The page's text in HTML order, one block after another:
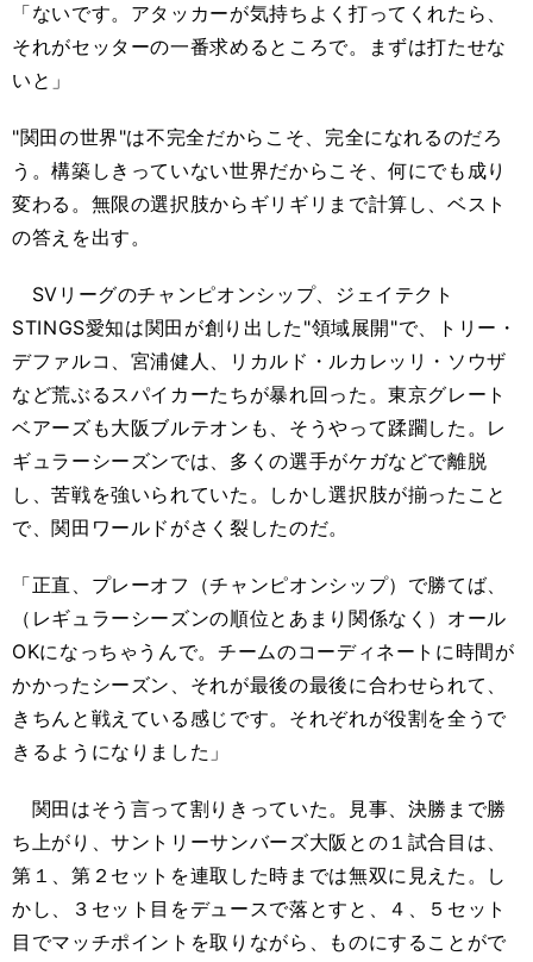
「ないです。アタッカーが気持ちよく打ってくれたら、
それがセッターの一番求めるところで。まずは打たせな
いと」
"関田の世界"は不完全だからこそ、完全になれるのだろ
う。構築しきっていない世界だからこそ、何にでも成り
変わる。無限の選択肢からギリギリまで計算し、ベスト
の答えを出す。
SVリーグのチャンピオンシップ、ジェイテクト
STINGS愛知は関田が創り出した"領域展開"で、トリー・
デファルコ、宮浦健人、リカルド・ルカレッリ・ソウザ
など荒ぶるスパイカーたちが暴れ回った。東京グレート
ベアーズも大阪ブルテオンも、そうやって蹂躙した。レ
ギュラーシーズンでは、多くの選手がケガなどで離脱
し、苦戦を強いられていた。しかし選択肢が揃ったこと
で、関田ワールドがさく裂したのだ。
「正直、プレーオフ（チャンピオンシップ）で勝てば、
（レギュラーシーズンの順位とあまり関係なく）オール
OKになっちゃうんで。チームのコーディネートに時間が
かかったシーズン、それが最後の最後に合わせられて、
きちんと戦えている感じです。それぞれが役割を全うで
きるようになりました」
関田はそう言って割りきっていた。見事、決勝まで勝
ち上がり、サントリーサンバーズ大阪との１試合目は、
第１、第２セットを連取した時までは無双に見えた。し
かし、３セット目をデュースで落とすと、４、５セット
目でマッチポイントを取りながら、ものにすることがで